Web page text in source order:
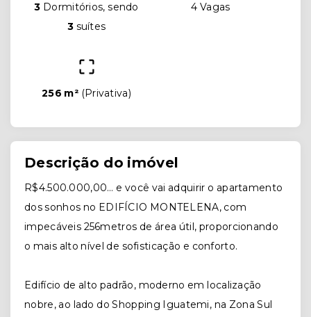
3 Dormitórios, sendo
3suítes
4 Vagas
256 m² (Privativa)
Descrição do imóvel
R$4.500.000,00… e você vai adquirir o apartamento
dos sonhos no EDIFÍCIO MONTELENA, com
impecáveis 256metros de área útil, proporcionando
o mais alto nível de sofisticação e conforto.
Edifício de alto padrão, moderno em localização
nobre, ao lado do Shopping Iguatemi, na Zona Sul